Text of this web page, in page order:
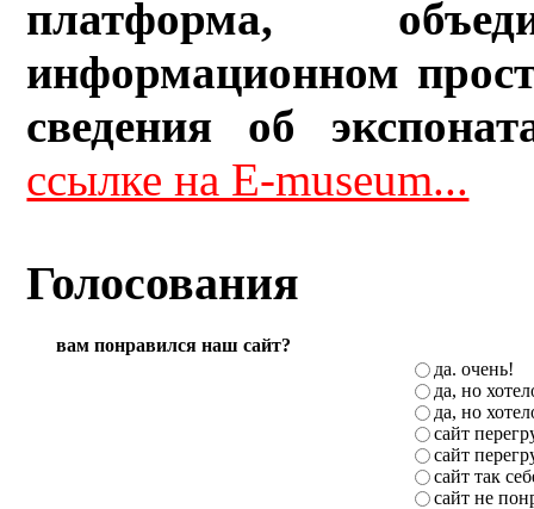
платформа,
информационном
сведения об
ссылке на E-museum...
Голосования
вам понравился наш сайт?
да. очень!
да, но
да, но
сайт
сайт
сайт так
сайт не